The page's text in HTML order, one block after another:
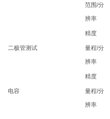
范围/分
辨率
精度
二极管测试
量程/分
辨率
精度
电容
量程/分
辨率